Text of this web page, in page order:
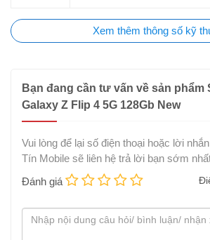
khiến bạn bất ngờ về khả năng chống
đến cấu trúc vững vàng ẩn trong một diện
Xem thêm thông số kỹ
Bạn đang cần tư vấn về sản phẩm
Galaxy Z Flip 4 5G 128Gb New
Vui lòng để lại số điện thoại hoặc lời
Tín Mobile sẽ liên hệ trả lời bạn sớm
Đánh giá